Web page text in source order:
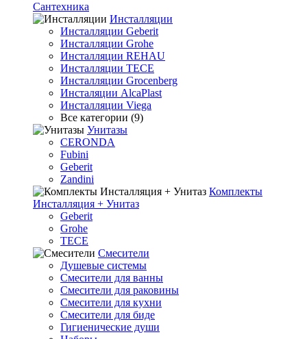
Сантехника
Инсталляции
Инсталляции Geberit
Инсталляции Grohe
Инсталляции REHAU
Инсталляции TECE
Инсталляции Grocenberg
Инсталяции AlcaPlast
Инсталляции Viega
Все категории (9)
Унитазы
CERONDA
Fubini
Geberit
Zandini
Комплекты
Инсталляция + Унитаз
Geberit
Grohe
TECE
Смесители
Душевые системы
Смесители для ванны
Смесители для раковины
Смесители для кухни
Смесители для биде
Гигиенические души